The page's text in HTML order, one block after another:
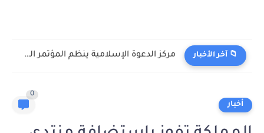
📁 آخر الأخبار مركز الدعوة الإسلامية ينظم المؤتمر السنوي لمسلمي أميركا اللاتينية والبحر...
أخبار
0